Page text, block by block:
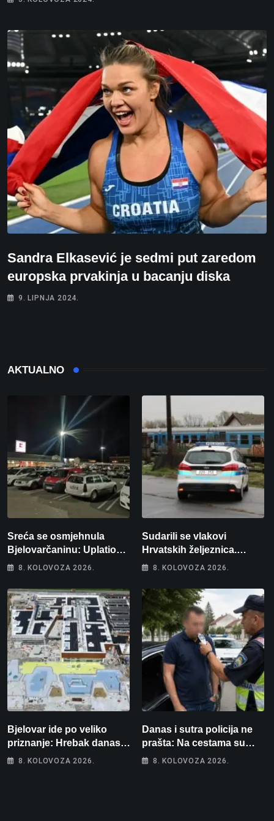
Sandra Elkasević je sedmi put zaredom
europska prvakinja u bacanju diska
9. LIPNJA 2024.
AKTUALNO
Sreća se osmjehnula
Bjelovarčaninu: Uplatio
samo 4 eura, a osvojio
8. KOLOVOZA 2026.
Sudarili se vlakovi
Hrvatskih željeznica.
Šestero osoba teško
intenzivnoj
8. KOLOVOZA 2026.
Bjelovar ide po veliko
priznanje: Hrebak danas u
Parizu predstavlja
8. KOLOVOZA 2026.
Danas i sutra policija ne
prašta: Na cestama su
posebno na meti ovi
8. KOLOVOZA 2026.